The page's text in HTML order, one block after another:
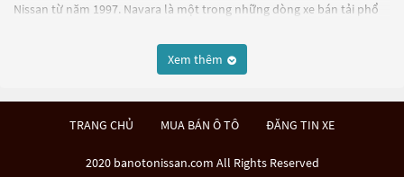
Nissan từ năm 1997. Navara là một trong những dòng xe bán tải phổ
Được trang bị động cơ diesel hoặc xăng, Navara có thể điều khiển bằng
kế để có khả năng vận hành trên nhiều địa hình khác nhau, từ đường
Navara có khả năng kéo tải và chở hàng rất tốt, với trọng tải tối đa lên
Xem thêm
TRANG CHỦ MUA BÁN Ô TÔ ĐĂNG TIN XE
2020 banotonissan.com All Rights Reserved